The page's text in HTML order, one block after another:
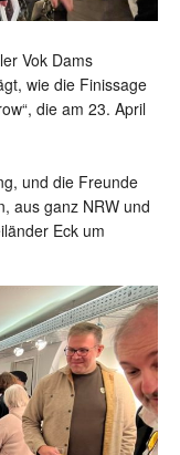
Vok Dams
wie die Finissage
die am 23. April
und die Freunde
aus ganz NRW und
Eck um